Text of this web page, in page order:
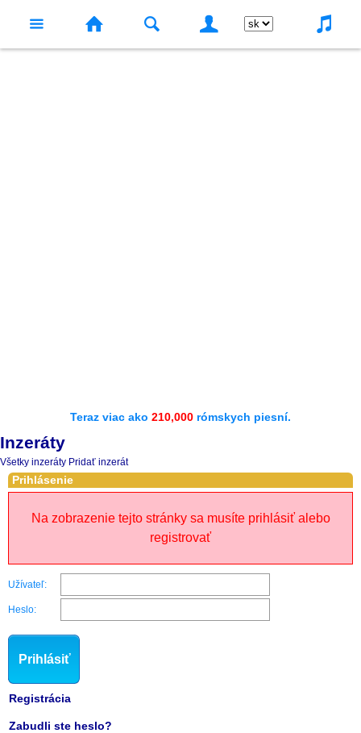
Teraz viac ako 210,000 rómskych piesní.
Inzeráty
Všetky inzeráty Pridať inzerát
Prihlásenie
Na zobrazenie tejto stránky sa musíte prihlásiť alebo
registrovať
Užívateľ:
Heslo:
Prihlásiť
Registrácia
Zabudli ste heslo?